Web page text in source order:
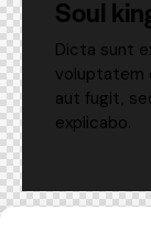
Soul
Dicta sunt
voluptatem
aut fugit,
explicabo.